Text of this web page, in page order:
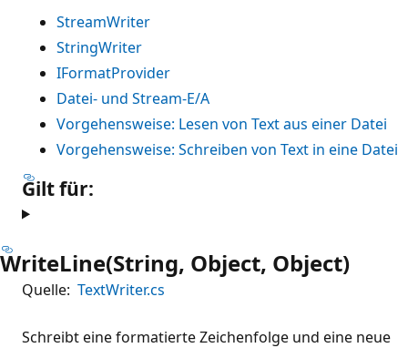
StreamWriter
StringWriter
IFormatProvider
Datei- und Stream-E/A
Vorgehensweise: Lesen von Text aus einer Datei
Vorgehensweise: Schreiben von Text in eine Datei
Gilt für:
WriteLine(String, Object, Object)
Quelle: TextWriter.cs
Schreibt eine formatierte Zeichenfolge und eine neue